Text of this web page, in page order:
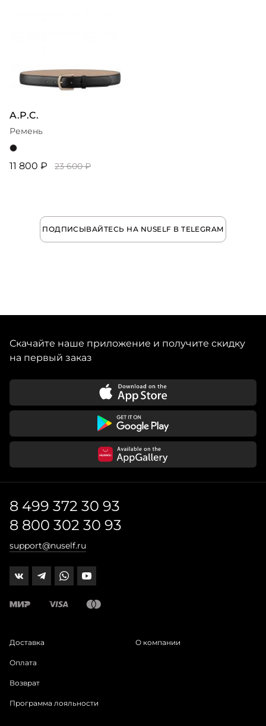
A.P.C.
Ремень
11 800 ₽ 23 600 ₽
ПОДПИСЫВАЙТЕСЬ НА NUSELF В TELEGRAM
Скачайте наше приложение и получите скидку
на первый заказ
8 499 372 30 93
8 800 302 30 93
support@nuself.ru
Доставка
Оплата
Возврат
Программа лояльности
О компании